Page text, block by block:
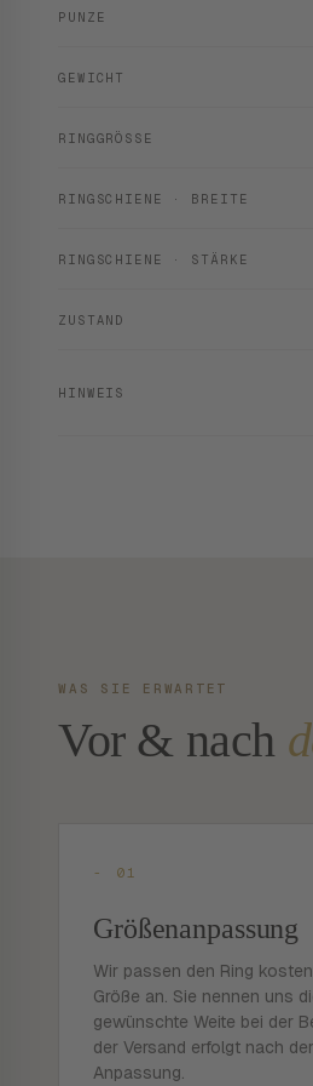
PUNZE
GEWICHT
RINGGRÖSSE
RINGSCHIENE · BREITE
RINGSCHIENE · STÄRKE
ZUSTAND
HINWEIS
WAS SIE ERWARTET
Vor & nach
- 01
Größenanpassung
Wir passen den Ring
Größe an. Sie nennen uns
gewünschte Weite bei der
der Versand erfolgt nach der
Anpassung.